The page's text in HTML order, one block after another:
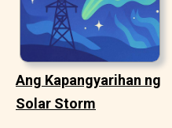
Ang Kapangyarihan ng
Solar Storm